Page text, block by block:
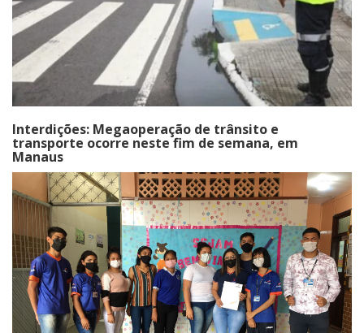
Interdições: Megaoperação de trânsito e
transporte ocorre neste fim de semana, em
Manaus